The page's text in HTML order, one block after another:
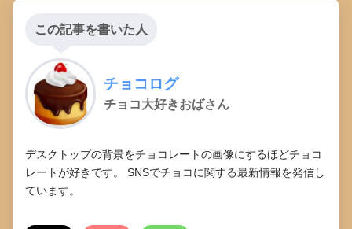
この記事を書いた人
チョコログ
チョコ大好きおばさん
デスクトップの背景をチョコレートの画像にするほどチョコ
レートが好きです。 SNSでチョコに関する最新情報を発信し
ています。